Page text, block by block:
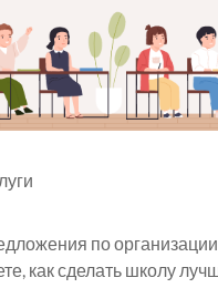
по
как сделать школу